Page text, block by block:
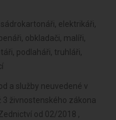
elektrikáři,
obkladači, malíři,
podlaháři, truhláři,
a služby neuvedené v
3 živnostenského zákona
od 02/2018 ,